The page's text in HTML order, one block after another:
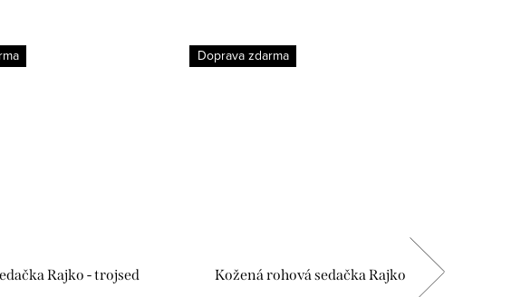
Rajko - trojsed
Doprava zdarma
Kožená rohová sedačka Rajko